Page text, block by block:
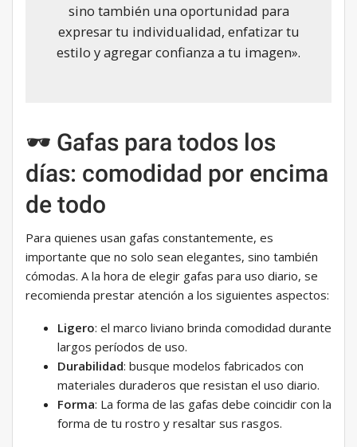
sino también una oportunidad para
expresar tu individualidad, enfatizar tu
estilo y agregar confianza a tu imagen».
🕶️ Gafas para todos los
días: comodidad por encima
de todo
Para quienes usan gafas constantemente, es
importante que no solo sean elegantes, sino también
cómodas. A la hora de elegir gafas para uso diario, se
recomienda prestar atención a los siguientes aspectos:
Ligero: el marco liviano brinda comodidad durante
largos períodos de uso.
Durabilidad: busque modelos fabricados con
materiales duraderos que resistan el uso diario.
Forma: La forma de las gafas debe coincidir con la
forma de tu rostro y resaltar sus rasgos.